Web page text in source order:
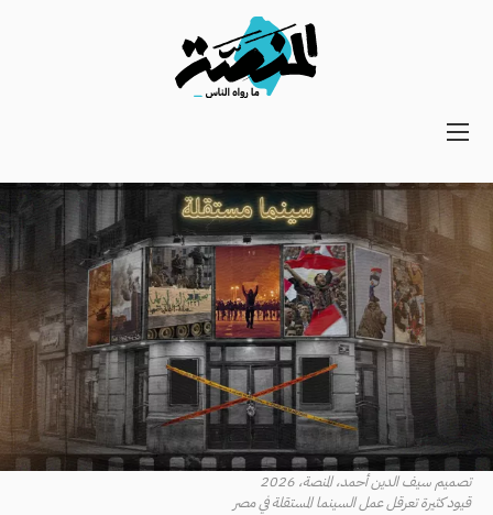
Main
Secondary
Navigation
تصميم سيف الدين أحمد، المنصة، 2026
قيود كثيرة تعرقل عمل السينما المستقلة في مصر